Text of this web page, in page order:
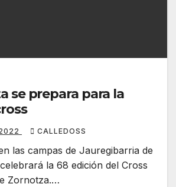
se prepara para la
CALLEDOSS
las campas de Jauregibarria de
la 68 edición del Cross
Zornotza.…